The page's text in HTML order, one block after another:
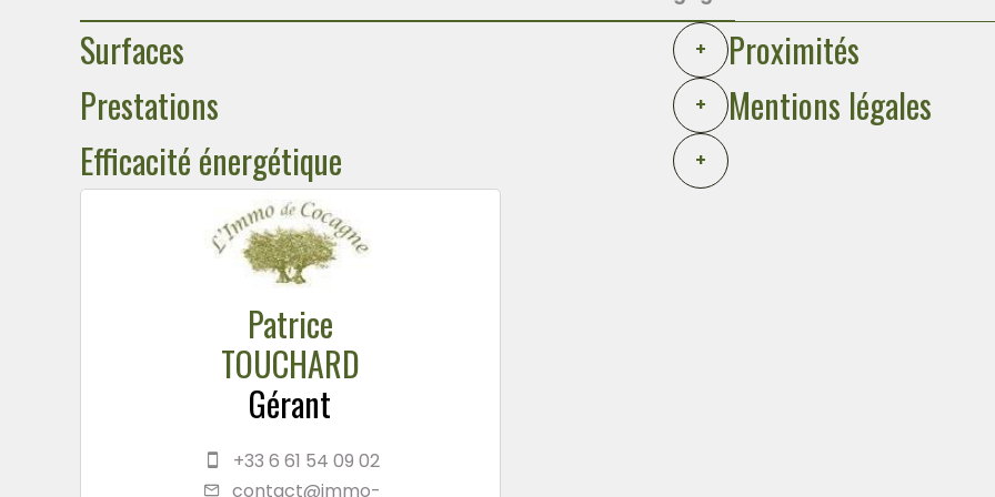
Surfaces +
Proximités
Prestations
+
Mentions légales
Efficacité énergétique
+
Patrice
TOUCHARD
Gérant
+33 6 61 54 09 02
contact@immo-